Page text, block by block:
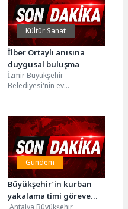
Kültür Sanat
İlber Ortaylı anısına
duygusal buluşma
İzmir Büyükşehir
Belediyesi'nin ev
İZKİTAP-7. İzmir Kitap
Fuarı'nda, Prof. Dr. İlber
Ortaylı’nın kızı...
Gündem
Büyükşehir’in kurban
yakalama timi göreve
Antalya Büyükşehir